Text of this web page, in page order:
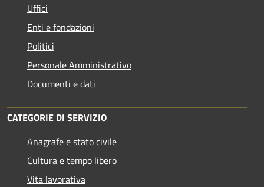
Uffici
Enti e fondazioni
Politici
Personale Amministrativo
Documenti e dati
CATEGORIE DI SERVIZIO
Anagrafe e stato civile
Cultura e tempo libero
Vita lavorativa